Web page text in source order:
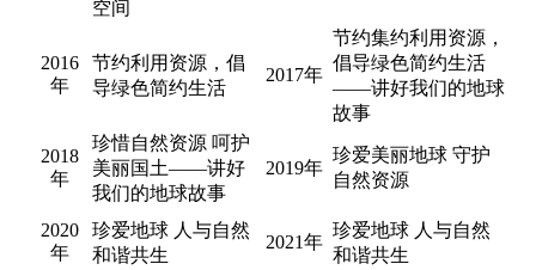
空间
2016
年
节约利用资源，倡
导绿色简约生活
2017年
节约集约利用资源，
倡导绿色简约生活
——讲好我们的地球
故事
2018
年
珍惜自然资源 呵护
美丽国土——讲好
我们的地球故事
2019年
珍爱美丽地球 守护
自然资源
2020
年
珍爱地球 人与自然
和谐共生
2021年
珍爱地球 人与自然
和谐共生